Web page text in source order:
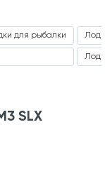
для рыбалки
SLХ